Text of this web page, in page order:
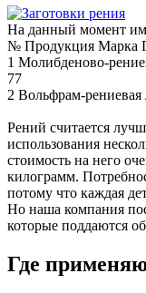
На данный момент
№ Продукция Марка
1 Молибденово-
77
2 Вольфрам-рениевая
Рений считается
использования
стоимость на него
килограмм.
потому что каждая
Но наша компания
которые поддаются
Где